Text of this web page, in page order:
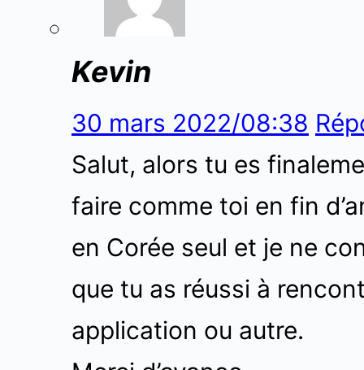
Kevin
30 mars 2022/08:38
Salut, alors tu es
faire comme toi en fin
en Corée seul et je ne
que tu as réussi à
application ou autre.